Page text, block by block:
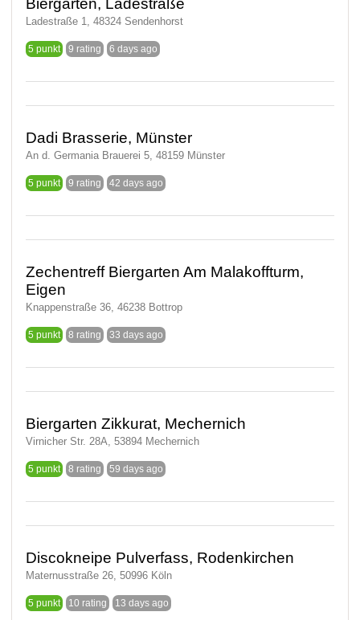
Biergarten, Ladestraße
Ladestraße 1, 48324 Sendenhorst
5 punkt 9 rating 6 days ago
Dadi Brasserie, Münster
An d. Germania Brauerei 5, 48159 Münster
5 punkt 9 rating 42 days ago
Zechentreff Biergarten Am Malakoffturm,
Eigen
Knappenstraße 36, 46238 Bottrop
5 punkt 8 rating 33 days ago
Biergarten Zikkurat, Mechernich
Virnicher Str. 28A, 53894 Mechernich
5 punkt 8 rating 59 days ago
Discokneipe Pulverfass, Rodenkirchen
Maternusstraße 26, 50996 Köln
5 punkt 10 rating 13 days ago